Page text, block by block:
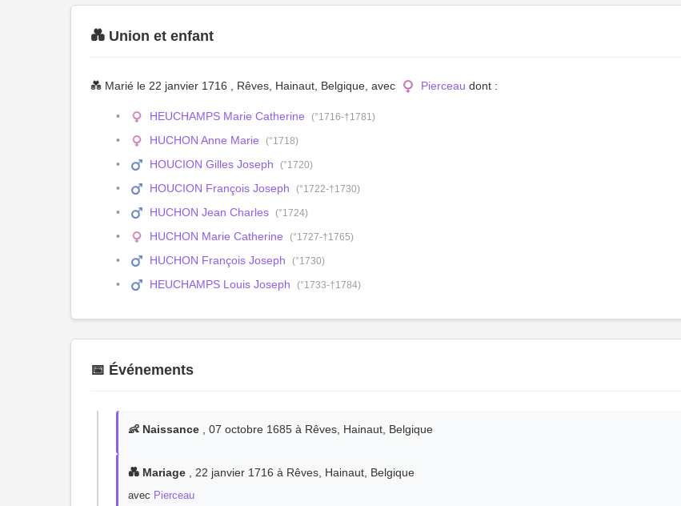
💑 Union et enfant
💑 Marié le 22 janvier 1716 , Rêves, Hainaut, Belgique, avec Pierceau dont :
HEUCHAMPS Marie Catherine (°1716-†1781)
HUCHON Anne Marie (°1718)
HOUCION Gilles Joseph (°1720)
HOUCION François Joseph (°1722-†1730)
HUCHON Jean Charles (°1724)
HUCHON Marie Catherine (°1727-†1765)
HUCHON François Joseph (°1730)
HEUCHAMPS Louis Joseph (°1733-†1784)
📅 Événements
👶 Naissance , 07 octobre 1685 à Rêves, Hainaut, Belgique
💑 Mariage , 22 janvier 1716 à Rêves, Hainaut, Belgique
avec Pierceau